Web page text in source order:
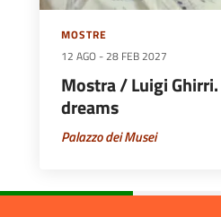
MOSTRE
12 AGO -28 FEB 2027
Mostra / Luigi
dreams
Palazzo dei Musei